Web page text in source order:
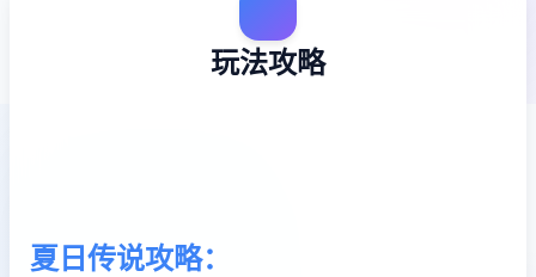
玩法攻略
夏日传说攻略：